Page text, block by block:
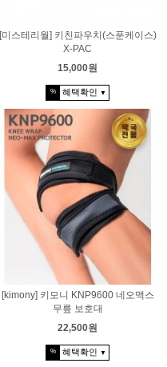
[미스테리월] 키친파우치(스푼케이스)
X-PAC
15,000원
% 혜택확인 ▼
[kimony] 키모니 KNP9600 네오맥스
무릎 보호대
22,500원
% 혜택확인 ▼